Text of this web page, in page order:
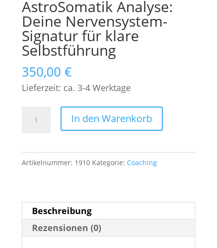
AstroSomatik Analyse:
Deine Nervensystem-
Signatur für klare
Selbstführung
350,00 €
Lieferzeit: ca. 3-4 Werktage
AstroSomatik
Nervensystem-
klare
Selbstführung
Menge
In den Warenkorb
l
a
Artikelnummer: 1910 Kategorie: Coaching
Beschreibung
Rezensionen (0)